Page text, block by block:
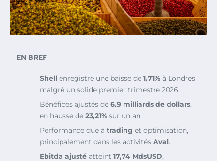
EN BREF
Shell enregistre une baisse de 1,71% à Londres
malgré un solide premier trimestre 2026.
Bénéfices ajustés de 6,9 milliards de dollars,
en hausse de 23,21% sur un an.
Performance due à trading et optimisation,
principalement dans les activités Aval.
Ebitda ajusté atteint 17,74 MdsUSD,